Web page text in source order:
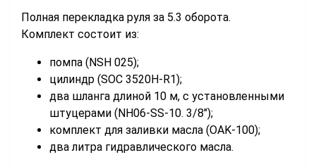
Полная перекладка руля за 5.3 оборота.
Комплект состоит из:
помпа (NSH 025);
цилиндр (SOC 3520H-R1);
два шланга длиной 10 м, с установленными
штуцерами (NH06-SS-10. 3/8");
комплект для заливки масла (OAK-100);
два литра гидравлического масла.